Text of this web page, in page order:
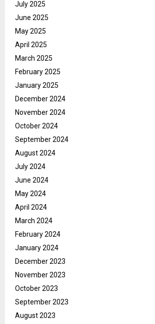
July 2025
June 2025
May 2025
April 2025
March 2025
February 2025
January 2025
December 2024
November 2024
October 2024
September 2024
August 2024
July 2024
June 2024
May 2024
April 2024
March 2024
February 2024
January 2024
December 2023
November 2023
October 2023
September 2023
August 2023